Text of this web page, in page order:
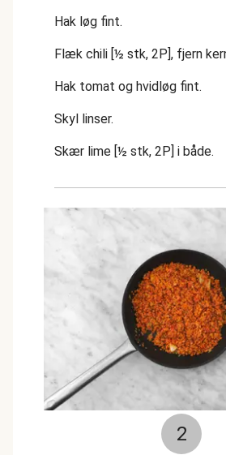
Hak løg fint.
Flæk chili [½ stk, 2P], fjern
Hak tomat og hvidløg fint.
Skyl linser.
Skær lime [½ stk, 2P] i både.
2